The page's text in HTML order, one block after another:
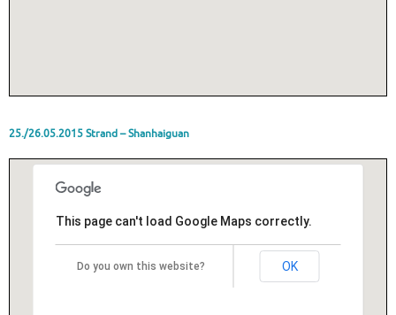
25./26.05.2015 Strand – Shanhaiguan
This page can't load Google Maps correctly.
Do you own this website? OK